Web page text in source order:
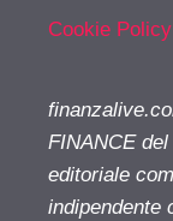
Cookie
FINANCE
editoriale
indipendente